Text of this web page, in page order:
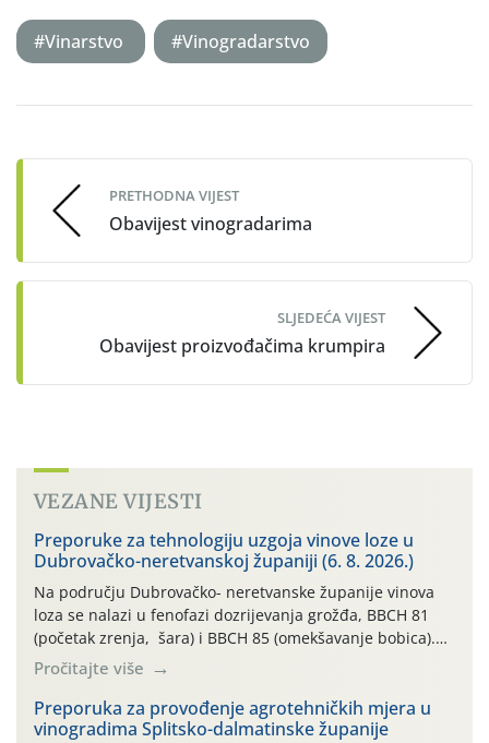
#Vinarstvo #Vinogradarstvo
navigation
PRETHODNA VIJEST
Obavijest vinogradarima
SLJEDEĆA VIJEST
Obavijest proizvođačima krumpira
VEZANE VIJESTI
Preporuke za tehnologiju uzgoja vinove loze u
Dubrovačko-neretvanskoj županiji (6. 8. 2026.)
Na području Dubrovačko- neretvanske županije vinova
loza se nalazi u fenofazi dozrijevanja grožđa, BBCH 81
(početak zrenja, šara) i BBCH 85 (omekšavanje bobica).
Vinova loza, ovu godinu, prolazi kroz dugotrajno sušno i
vrlo vruće razdoblje, bez oborina ili vrlo malo , što
otežava normalan razvoj i sintezu kemijskih spojeva kako
bi se dobila vrhunska sirovina. […]
Pročitajte više
Preporuka za provođenje agrotehničkih mjera u
vinogradima Splitsko-dalmatinske županije